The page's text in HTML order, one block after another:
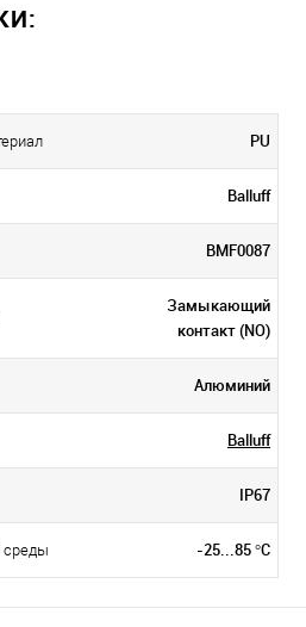
PU
Balluff
BMF0087
Замыкающий
контакт (NO)
Алюминий
Balluff
IP67
среды -25...85 °C